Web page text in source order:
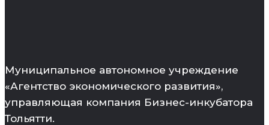
Муниципальное автономное учреждение
«Агентство экономического развития»,
управляющая компания Бизнес-инкубатора
Тольятти.